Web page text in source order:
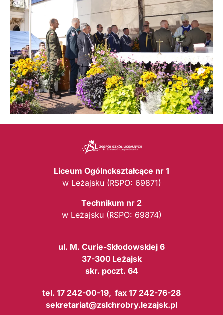
Liceum Ogólnokształcące nr 1
w Leżajsku (RSPO: 69871)
Technikum nr 2
w Leżajsku (RSPO: 69874)
ul. M. Curie-Skłodowskiej 6
37-300 Leżajsk
skr. poczt. 64
tel. 17 242-00-19, fax 17 242-76-28
sekretariat@zslchrobry.lezajsk.pl